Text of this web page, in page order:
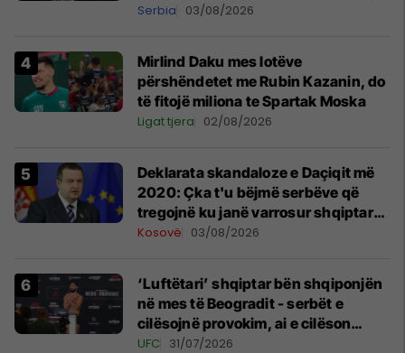
shpall gjendjen e luftës
Serbia 03/08/2026
Mirlind Daku mes lotëve
përshëndetet me Rubin Kazanin, do
të fitojë miliona te Spartak Moska
Ligat tjera 02/08/2026
​Deklarata skandaloze e Daçiqit më
2020: Çka t'u bëjmë serbëve që
tregojnë ku janë varrosur shqiptarët
në Serbi
Kosovë 03/08/2026
‘Luftëtari’ shqiptar bën shqiponjën
në mes të Beogradit - serbët e
cilësojnë provokim, ai e cilëson
simbol të identitetit
UFC 31/07/2026